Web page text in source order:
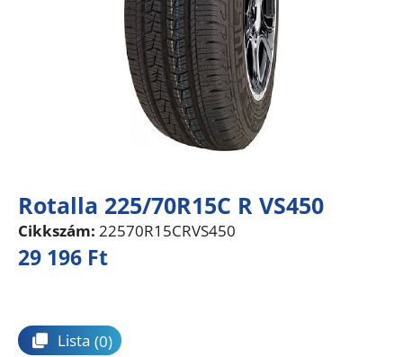
Rotalla 225/70R15C R VS450
Cikkszám: 22570R15CRVS450
29 196 Ft
Lista (0)